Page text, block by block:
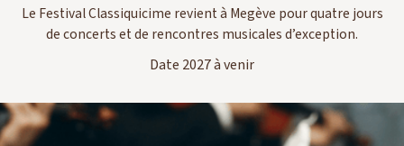
Le Festival Classiquicime revient à Megève pour quatre jours
de concerts et de rencontres musicales d’exception.
Date 2027 à venir